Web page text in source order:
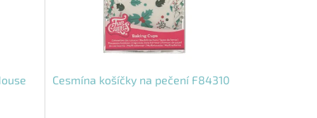
Cesmína košíčky na pečení F84310